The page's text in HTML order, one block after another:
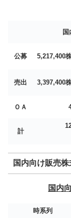
国
公募 5,217,400
売出 3,397,400
ＯＡ
計
国内向け販売
国内
時系列